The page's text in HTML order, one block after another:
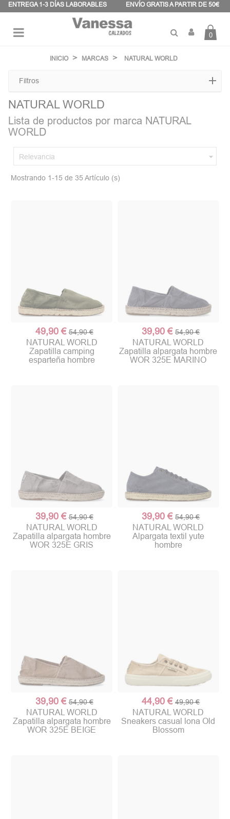
ENTREGA 1-3 DÍAS LABORABLES ENVÍO GRATIS A PARTIR DE 50€
0
INICIO MARCAS NATURAL WORLD
Filtros
NATURAL WORLD
Lista de productos por marca NATURAL
WORLD
Relevancia 
Mostrando 1-15 de 35 Artículo (s)
49,90 € 54,90 €
NATURAL WORLD
Zapatilla camping
esparteña hombre
39,90 € 54,90 €
NATURAL WORLD
Zapatilla alpargata hombre
WOR 325E MARINO
39,90 € 54,90 €
NATURAL WORLD
Zapatilla alpargata hombre
WOR 325E GRIS
39,90 € 54,90 €
NATURAL WORLD
Alpargata textil yute
hombre
39,90 € 54,90 €
NATURAL WORLD
Zapatilla alpargata hombre
WOR 325E BEIGE
44,90 € 49,90 €
NATURAL WORLD
Sneakers casual lona Old
Blossom
Panel de gestión de cookies